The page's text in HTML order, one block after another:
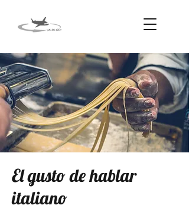
El gusto de hablar
italiano